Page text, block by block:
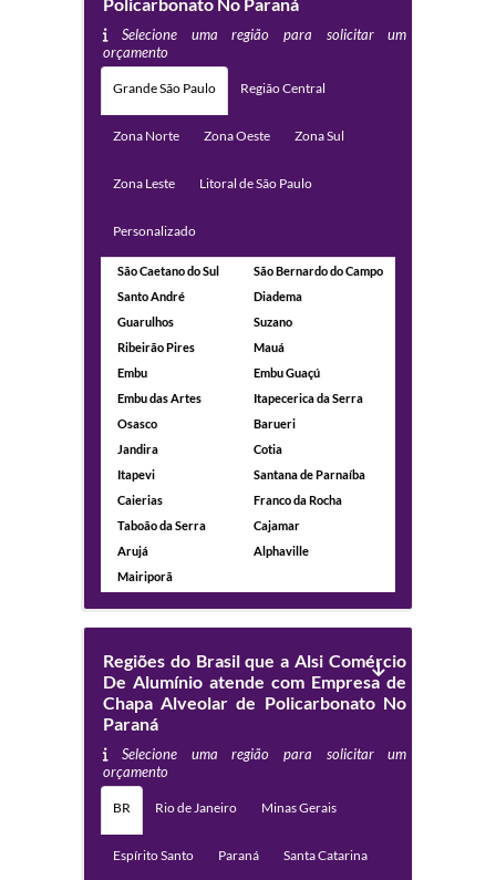
Policarbonato No Paraná
Selecione uma região para solicitar um
orçamento
Grande São Paulo Região Central
Zona Norte Zona Oeste Zona Sul
Zona Leste Litoral de São Paulo
Personalizado
São Caetano do Sul
São Bernardo do Campo
Santo André
Diadema
Guarulhos
Suzano
Ribeirão Pires
Mauá
Embu
Embu Guaçú
Embu das Artes
Itapecerica da Serra
Osasco
Barueri
Jandira
Cotia
Itapevi
Santana de Parnaíba
Caierias
Franco da Rocha
Taboão da Serra
Cajamar
Arujá
Alphaville
Mairiporã
Regiões do Brasil que a Alsi Comércio
De Alumínio atende com Empresa de
Chapa Alveolar de Policarbonato No
Paraná
Selecione uma região para solicitar um
orçamento
BR Rio de Janeiro Minas Gerais
Espírito Santo Paraná Santa Catarina